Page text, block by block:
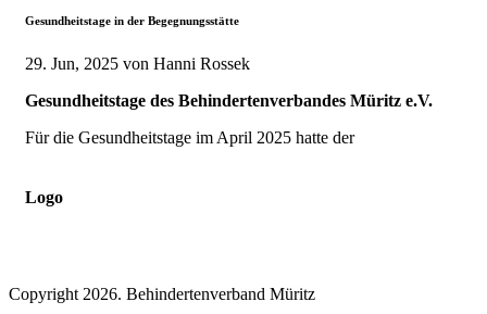
Gesundheitstage in der Begegnungsstätte
29. Jun, 2025 von Hanni Rossek
Gesundheitstage des Behindertenverbandes Müritz e.V.
Für die Gesundheitstage im April 2025 hatte der
Logo
Copyright 2026. Behindertenverband Müritz